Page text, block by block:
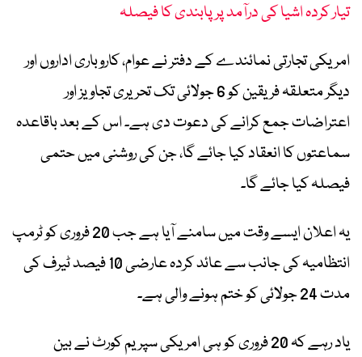
تیار کردہ اشیا کی درآمد پر پابندی کا فیصلہ
امریکی تجارتی نمائندے کے دفتر نے عوام، کاروباری اداروں اور
دیگر متعلقہ فریقین کو 6 جولائی تک تحریری تجاویز اور
اعتراضات جمع کرانے کی دعوت دی ہے۔ اس کے بعد باقاعدہ
سماعتوں کا انعقاد کیا جائے گا، جن کی روشنی میں حتمی
فیصلہ کیا جائے گا۔
یہ اعلان ایسے وقت میں سامنے آیا ہے جب 20 فروری کو ٹرمپ
انتظامیہ کی جانب سے عائد کردہ عارضی 10 فیصد ٹیرف کی
مدت 24 جولائی کو ختم ہونے والی ہے۔
یاد رہے کہ 20 فروری کو ہی امریکی سپریم کورٹ نے بین